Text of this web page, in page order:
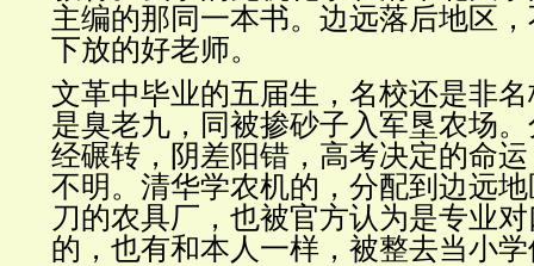
主编的那同一本书。边远落后地区
下放的好老师。
文革中毕业的五届生，名校还是非
是臭老九，同被掺砂子入军垦农场
经碾转，阴差阳错，高考决定的命
不明。清华学农机的，分配到边远
刀的农具厂，也被官方认为是专业
的，也有和本人一样，被整去当小